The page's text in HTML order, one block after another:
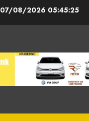
07/08/2026 05:45:25